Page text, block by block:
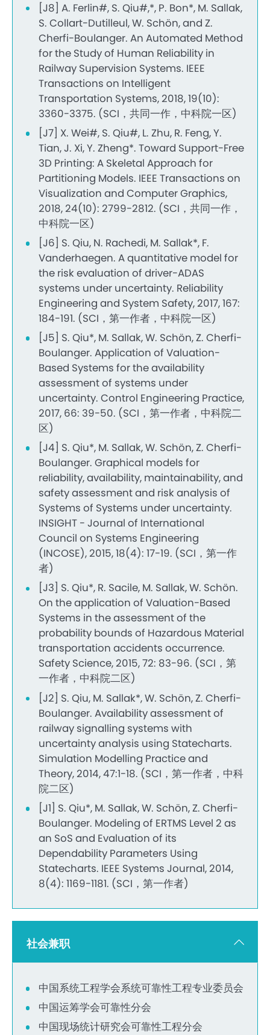
[J8] A. Ferlin#, S. Qiu#,*, P. Bon*, M. Sallak,
S. Collart-Dutilleul, W. Schön, and Z.
Cherfi-Boulanger. An Automated Method
for the Study of Human Reliability in
Railway Supervision Systems. IEEE
Transactions on Intelligent
Transportation Systems, 2018, 19(10):
3360-3375. (SCI，共同一作，中科院一区)
[J7] X. Wei#, S. Qiu#, L. Zhu, R. Feng, Y.
Tian, J. Xi, Y. Zheng*. Toward Support-Free
3D Printing: A Skeletal Approach for
Partitioning Models. IEEE Transactions on
Visualization and Computer Graphics,
2018, 24(10): 2799-2812. (SCI，共同一作，
中科院一区)
[J6] S. Qiu, N. Rachedi, M. Sallak*, F.
Vanderhaegen. A quantitative model for
the risk evaluation of driver-ADAS
systems under uncertainty. Reliability
Engineering and System Safety, 2017, 167:
184-191. (SCI，第一作者，中科院一区)
[J5] S. Qiu*, M. Sallak, W. Schön, Z. Cherfi-
Boulanger. Application of Valuation-
Based Systems for the availability
assessment of systems under
uncertainty. Control Engineering Practice,
2017, 66: 39-50. (SCI，第一作者，中科院二
区)
[J4] S. Qiu*, M. Sallak, W. Schön, Z. Cherfi-
Boulanger. Graphical models for
reliability, availability, maintainability, and
safety assessment and risk analysis of
Systems of Systems under uncertainty.
INSIGHT - Journal of International
Council on Systems Engineering
(INCOSE), 2015, 18(4): 17-19. (SCI，第一作
者)
[J3] S. Qiu*, R. Sacile, M. Sallak, W. Schön.
On the application of Valuation-Based
Systems in the assessment of the
probability bounds of Hazardous Material
transportation accidents occurrence.
Safety Science, 2015, 72: 83-96. (SCI，第
一作者，中科院二区)
[J2] S. Qiu, M. Sallak*, W. Schön, Z. Cherfi-
Boulanger. Availability assessment of
railway signalling systems with
uncertainty analysis using Statecharts.
Simulation Modelling Practice and
Theory, 2014, 47:1-18. (SCI，第一作者，中科
院二区)
[J1] S. Qiu*, M. Sallak, W. Schön, Z. Cherfi-
Boulanger. Modeling of ERTMS Level 2 as
an SoS and Evaluation of its
Dependability Parameters Using
Statecharts. IEEE Systems Journal, 2014,
8(4): 1169-1181. (SCI，第一作者)
社会兼职
中国系统工程学会系统可靠性工程专业委员会
中国运筹学会可靠性分会
中国现场统计研究会可靠性工程分会